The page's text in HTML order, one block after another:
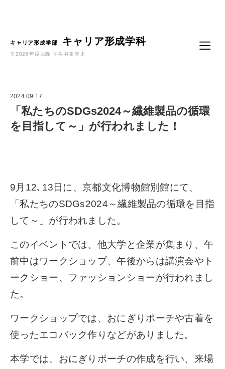
キャリア形成学部 キャリア形成学科
※2026年度以降 学生募集停止
2024.09.17
「私たちのSDGs2024～繊維製品の循環
を目指して～」が行われました！
9月12､13日に、京都文化博物館別館にて、
「私たちのSDGs2024～繊維製品の循環を目指
して～」が行われました。
このイベントでは、他大学と企業が集まり、午
前中はワークショップ、午後からは講演会やト
ークショー、ファッションショーが行われまし
た。
ワークショップでは、おにぎりポーチや古着を
使ったエコバック作りなどがありました。
本学では、おにぎりポーチの作成を行い、来場